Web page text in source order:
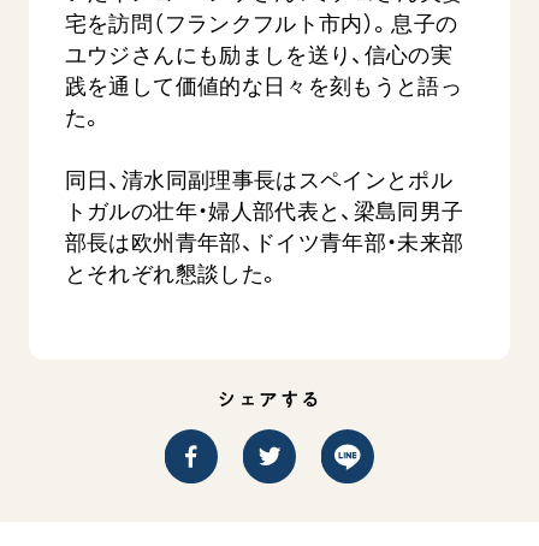
宅を訪問（フランクフルト市内）。息子の
ユウジさんにも励ましを送り、信心の実
践を通して価値的な日々を刻もうと語っ
た。
同日、清水同副理事長はスペインとポル
トガルの壮年・婦人部代表と、梁島同男子
部長は欧州青年部、ドイツ青年部・未来部
とそれぞれ懇談した。
シェアする